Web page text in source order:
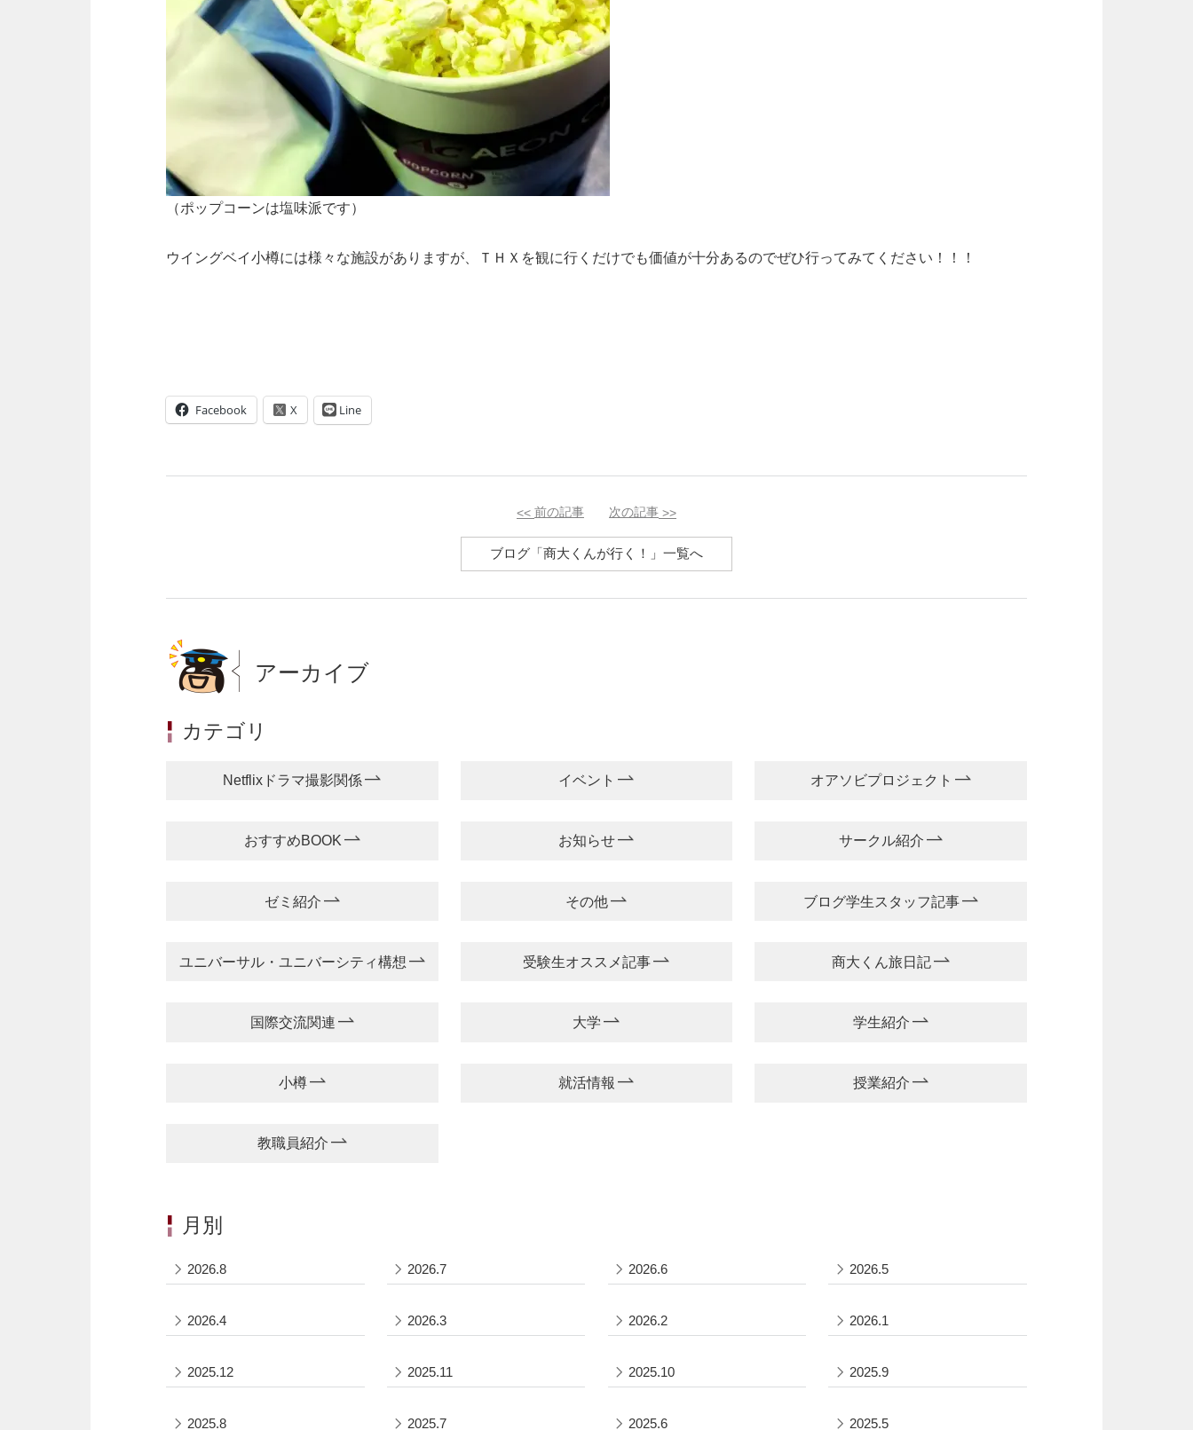
（ポップコーンは塩味派です）
ウイングベイ小樽には様々な施設がありますが、ＴＨＸを観に行くだけでも価値が十分あるのでぜひ行ってみてください！！！
Facebook Line
<< 前の記事 次の記事 >>
ブログ「商大くんが行く！」一覧へ
アーカイブ
カテゴリ
Netflixドラマ撮影関係 イベント オアソビプロジェクト
おすすめBOOK お知らせ サークル紹介
ゼミ紹介 その他 ブログ学生スタッフ記事
ユニバーサル・ユニバーシティ構想 受験生オススメ記事 商大くん旅日記
国際交流関連 大学 学生紹介
小樽 就活情報 授業紹介
教職員紹介
月別
2026.8 2026.7 2026.6 2026.5
2026.4 2026.3 2026.2 2026.1
2025.12 2025.11 2025.10 2025.9
2025.8 2025.7 2025.6 2025.5